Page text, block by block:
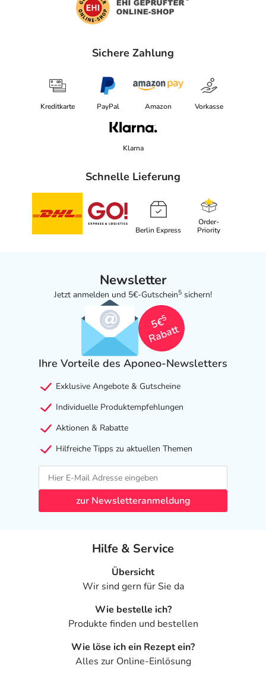
Sichere Zahlung
Kreditkarte PayPal Amazon Vorkasse
Klarna
Schnelle Lieferung
Berlin Express
Order-
Priority
Newsletter
Jetzt anmelden und 5€-Gutschein5 sichern!
5€
5
Rabatt
Ihre Vorteile des Aponeo-Newsletters
Exklusive Angebote & Gutscheine
Individuelle Produktempfehlungen
Aktionen & Rabatte
Hilfreiche Tipps zu aktuellen Themen
zur Newsletteranmeldung
Hilfe & Service
Übersicht
Wir sind gern für Sie da
Wie bestelle ich?
Produkte finden und bestellen
Wie löse ich ein Rezept ein?
Alles zur Online-Einlösung